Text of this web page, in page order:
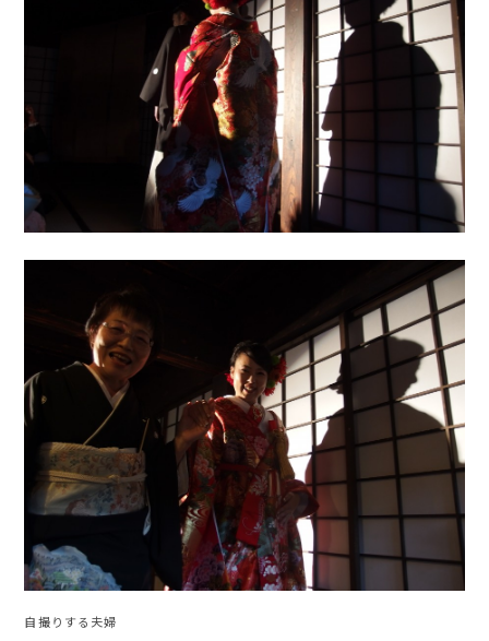
自撮りする夫婦